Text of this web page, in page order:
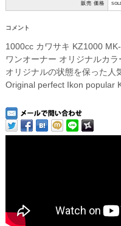
販売 価格
コメント
1000cc カワサキ KZ1000
ワンオーナー オリジナルカ
オリジナルの状態を保った人
Original perfect Ikon popular